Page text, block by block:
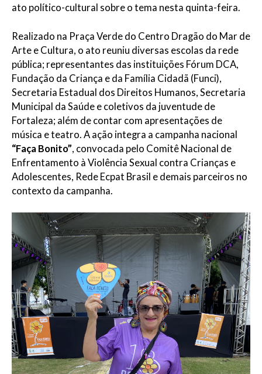
ato político-cultural sobre o tema nesta quinta-feira.
Realizado na Praça Verde do Centro Dragão do Mar de
Arte e Cultura, o ato reuniu diversas escolas da rede
pública; representantes das instituições Fórum DCA,
Fundação da Criança e da Família Cidadã (Funci),
Secretaria Estadual dos Direitos Humanos, Secretaria
Municipal da Saúde e coletivos da juventude de
Fortaleza; além de contar com apresentações de
música e teatro. A ação integra a campanha nacional
“Faça Bonito”, convocada pelo Comitê Nacional de
Enfrentamento à Violência Sexual contra Crianças e
Adolescentes, Rede Ecpat Brasil e demais parceiros no
contexto da campanha.